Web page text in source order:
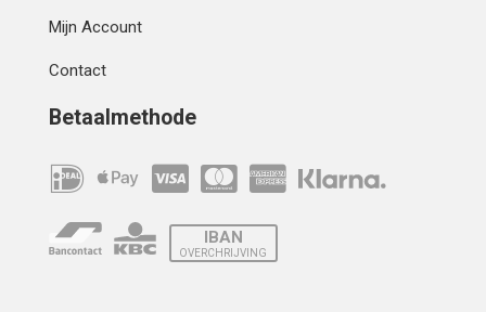
Mijn Account
Contact
Betaalmethode
IBAN
OVERCHRIJVING